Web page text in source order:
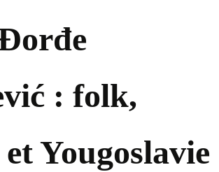
: folk,
et Yougoslavie